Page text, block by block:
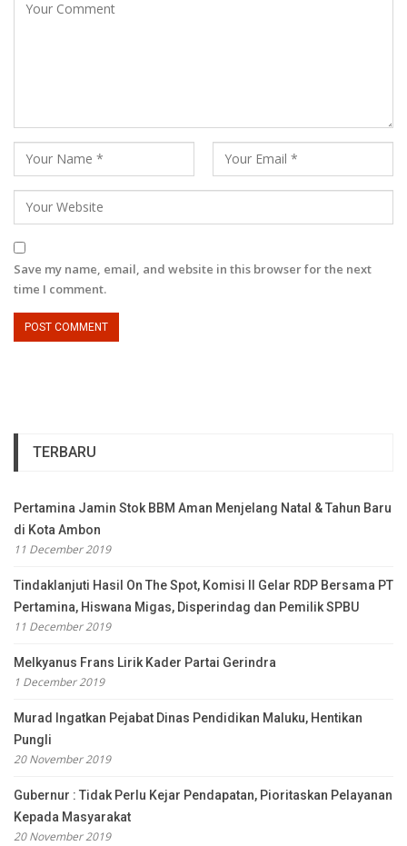
Save my name, email, and website in this browser for the next
time I comment.
TERBARU
Pertamina Jamin Stok BBM Aman Menjelang Natal & Tahun Baru
di Kota Ambon
11 December 2019
Tindaklanjuti Hasil On The Spot, Komisi II Gelar RDP Bersama PT
Pertamina, Hiswana Migas, Disperindag dan Pemilik SPBU
11 December 2019
Melkyanus Frans Lirik Kader Partai Gerindra
1 December 2019
Murad Ingatkan Pejabat Dinas Pendidikan Maluku, Hentikan
Pungli
20 November 2019
Gubernur : Tidak Perlu Kejar Pendapatan, Pioritaskan Pelayanan
Kepada Masyarakat
20 November 2019